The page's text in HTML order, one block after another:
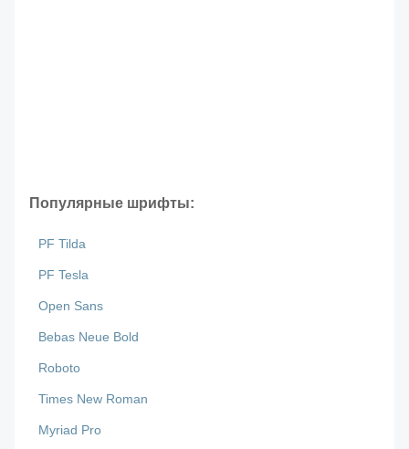
Популярные шрифты:
PF Tilda
PF Tesla
Open Sans
Bebas Neue Bold
Roboto
Times New Roman
Myriad Pro